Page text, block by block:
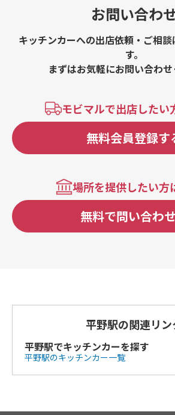
お問い合わ
キッチンカーへの出店依頼・ご相
す。
まずはお気軽にお問い合わせ
モビマルで出店したい
無料会員登録す
場所を提供したい方
無料で問い合わ
平野駅の関連リン
平野駅でキッチンカーを探す
平野駅のキッチンカー一覧